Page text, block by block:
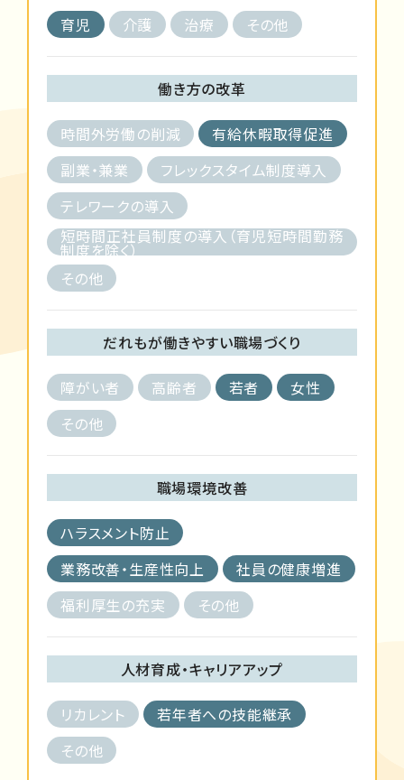
育児 介護 治療 その他
働き方の改革
時間外労働の削減
有給休暇取得促進
副業・兼業
フレックスタイム制度導入
テレワークの導入
短時間正社員制度の導入（育児短時間勤務
制度を除く）
その他
だれもが働きやすい職場づくり
障がい者 高齢者 若者
女性
その他
職場環境改善
ハラスメント防止
業務改善・生産性向上
社員の健康増進
福利厚生の充実
その他
人材育成・キャリアアップ
リカレント
若年者への技能継承
その他